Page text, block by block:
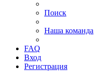
Поиск
Наша команда
FAQ
Вход
Регистрация